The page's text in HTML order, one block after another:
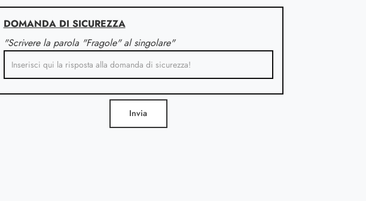
DOMANDA DI SICUREZZA
"Scrivere la parola "Fragole" al singolare"
Invia